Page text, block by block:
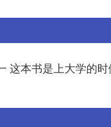
本书是上大学的